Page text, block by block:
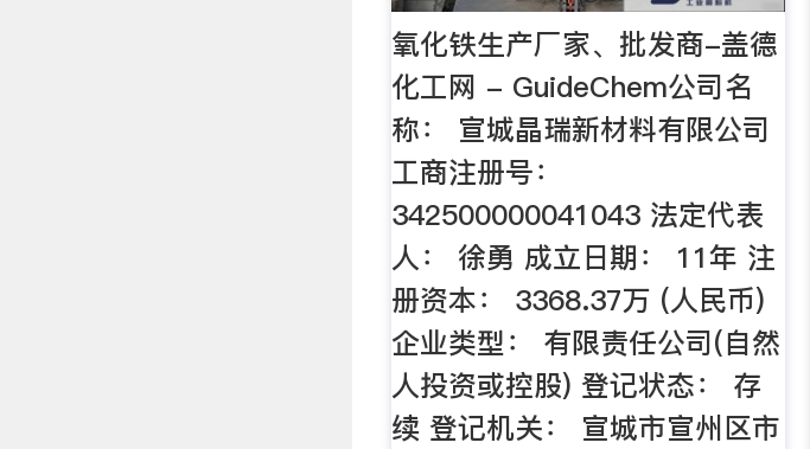
氧化铁生产厂家、批发商-盖德
化工网 - GuideChem公司名
称： 宣城晶瑞新材料有限公司
工商注册号：
342500000041043 法定代表
人： 徐勇 成立日期： 11年 注
册资本： 3368.37万 (人民币)
企业类型： 有限责任公司(自然
人投资或控股) 登记状态： 存
续 登记机关： 宣城市宣州区市